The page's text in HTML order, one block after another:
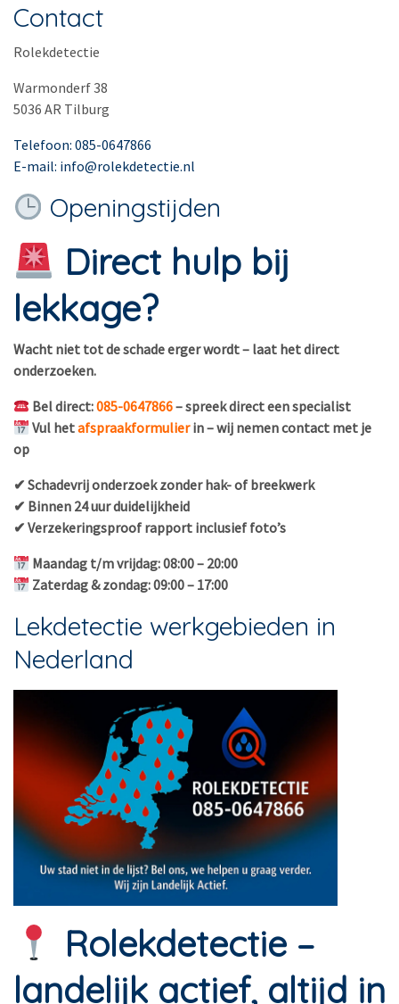
Contact
Rolekdetectie
Warmonderf 38
5036 AR Tilburg
Telefoon: 085-0647866
E-mail: info@rolekdetectie.nl
Openingstijden
Direct hulp bij
lekkage?
Wacht niet tot de schade erger wordt – laat het direct
onderzoeken.
Bel direct:085-0647866– spreek direct een specialist
Vul hetafspraakformulierin – wij nemen contact met je
op
✔ Schadevrij onderzoek zonder hak- of breekwerk
✔ Binnen 24 uur duidelijkheid
✔ Verzekeringsproof rapport inclusief foto’s
Maandag t/m vrijdag: 08:00 – 20:00
Zaterdag & zondag: 09:00 – 17:00
Lekdetectie werkgebieden in
Nederland
Rolekdetectie –
landelijk actief, altijd in